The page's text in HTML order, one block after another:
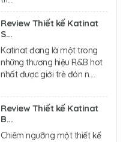
Review Thiết kế Katinat
S...
Katinat đang là một trong
những thương hiệu R&B hot
nhất được giới trẻ đón n....
Review Thiết kế Katinat
B...
Chiêm ngưỡng một thiết kế